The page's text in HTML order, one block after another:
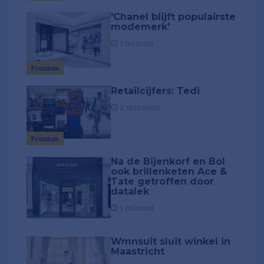
Premium
'Chanel blijft populairste
modemerk'
Premium
Retailcijfers: Tedi
Na de Bijenkorf en Bol
ook brillenketen Ace &
Tate getroffen door
datalek
Wmnsuit sluit winkel in
Maastricht